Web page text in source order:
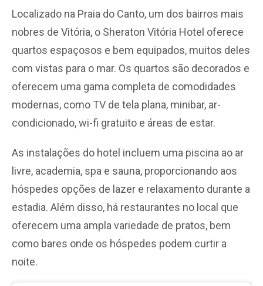
Localizado na Praia do Canto, um dos bairros mais
nobres de Vitória, o Sheraton Vitória Hotel oferece
quartos espaçosos e bem equipados, muitos deles
com vistas para o mar. Os quartos são decorados e
oferecem uma gama completa de comodidades
modernas, como TV de tela plana, minibar, ar-
condicionado, wi-fi gratuito e áreas de estar.
As instalações do hotel incluem uma piscina ao ar
livre, academia, spa e sauna, proporcionando aos
hóspedes opções de lazer e relaxamento durante a
estadia. Além disso, há restaurantes no local que
oferecem uma ampla variedade de pratos, bem
como bares onde os hóspedes podem curtir a
noite.